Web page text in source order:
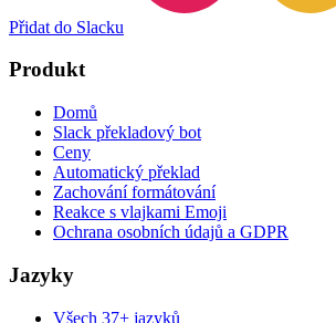
Přidat do Slacku
Produkt
Domů
Slack překladový bot
Ceny
Automatický překlad
Zachování formátování
Reakce s vlajkami Emoji
Ochrana osobních údajů a GDPR
Jazyky
Všech 37+ jazyků